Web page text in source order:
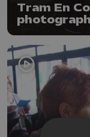
Tram En